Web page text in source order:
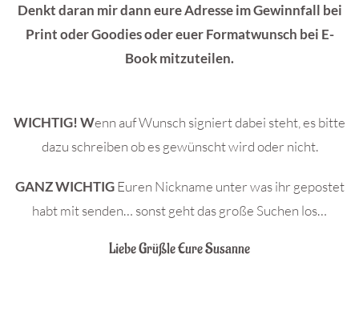
Denkt daran mir dann eure Adresse im Gewinnfall bei
Print oder Goodies oder euer Formatwunsch bei E-
Book mitzuteilen.
WICHTIG! Wenn auf Wunsch signiert dabei steht, es bitte
dazu schreiben ob es gewünscht wird oder nicht.
GANZ WICHTIGEuren Nickname unter was ihr gepostet
habt mit senden… sonst geht das große Suchen los…
Liebe Grüßle Eure Susanne